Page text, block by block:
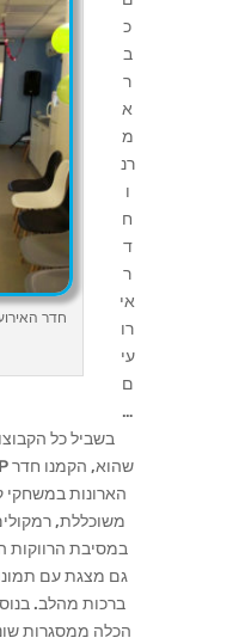
חדר
כ
ב
ר
א
מ
רנ
ו
ח
ד
ר
אי
רו
עי
ם
…
בשביל כל
הארונות במשחקי
משוכללת,
במסיבת הרווקות
גם מצגת עם
ברכות מהלב.
הכלה ממסגרות